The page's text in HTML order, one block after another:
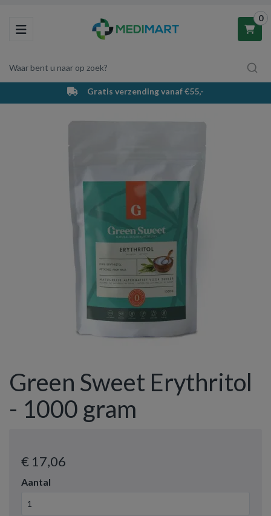
Toggle navigation
Waar bent u naar op zoek?
0
Winkelwagen
Gratis verzending vanaf €55,-
Green Sweet Erythritol
- 1000 gram
€ 17,06
Aantal